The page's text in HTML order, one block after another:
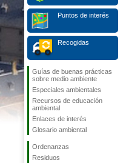
Puntos de interés
Recogidas
Guías de buenas prácticas
sobre medio ambiente
Especiales ambientales
Recursos de educación
ambiental
Enlaces de interés
Glosario ambiental
Ordenanzas
Residuos